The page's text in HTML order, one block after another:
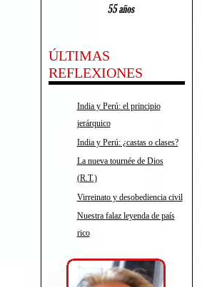
ÚLTIMAS
REFLEXIONES
India y Perú: el principio
jerárquico
India y Perú: ¿castas o clases?
La nueva tournée de Dios
(R.T.)
Virreinato y desobediencia civil
Nuestra falaz leyenda de país
rico